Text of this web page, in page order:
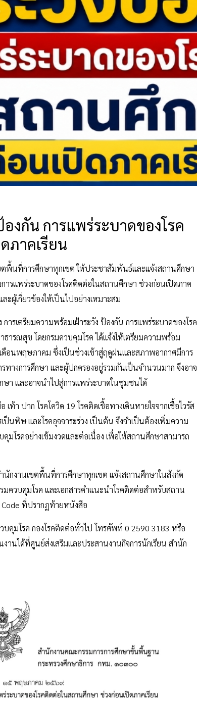
งกัน การแพร่ระบาดของโรค
ภาคเรียน
พื้นที่การศึกษาทุกเขต ให้ประชาสัมพันธ์และแจ้งสถานศึกษา
ารแพร่ระบาดของโรคติดต่อในสถานศึกษา ช่วงก่อนเปิดภาค
ะผู้เกี่ยวข้องให้เป็นไปอย่างเหมาะสม
รเตรียมความพร้อมเฝ้าระวัง ป้องกัน การแพร่ระบาดของโรค
ารณสุข โดยกรมควบคุมโรค ได้แจ้งให้เตรียมความพร้อม
ดือนพฤษภาคม ซึ่งเป็นช่วงเข้าสู่ฤดูฝนและสภาพอากาศมีการ
างการศึกษา และผู้ปกครองอยู่รวมกันเป็นจำนวนมาก จึงอาจ
า และอาจนำไปสู่การแพร่ระบาดในชุมชนได้
า ปาก โรคโควิด 19 โรคติดเชื้อทางเดินหายใจจากเชื้อไวรัส
เป็นพิษ และโรคอุจจาระร่วง เป็นต้น จึงจำเป็นต้องเพิ่มความ
มโรคอย่างเข้มงวดและต่อเนื่อง เพื่อให้สถานศึกษาสามารถ
กงานเขตพื้นที่การศึกษาทุกเขต แจ้งสถานศึกษาในสังกัด
ควบคุมโรค และเอกสารคำแนะนำโรคติดต่อสำหรับสถาน
Code ที่ปรากฏท้ายหนังสือ
คุมโรค กองโรคติดต่อทั่วไป โทรศัพท์ 0 2590 3183 หรือ
นได้ที่ศูนย์ส่งเสริมและประสานงานกิจการนักเรียน สำนัก